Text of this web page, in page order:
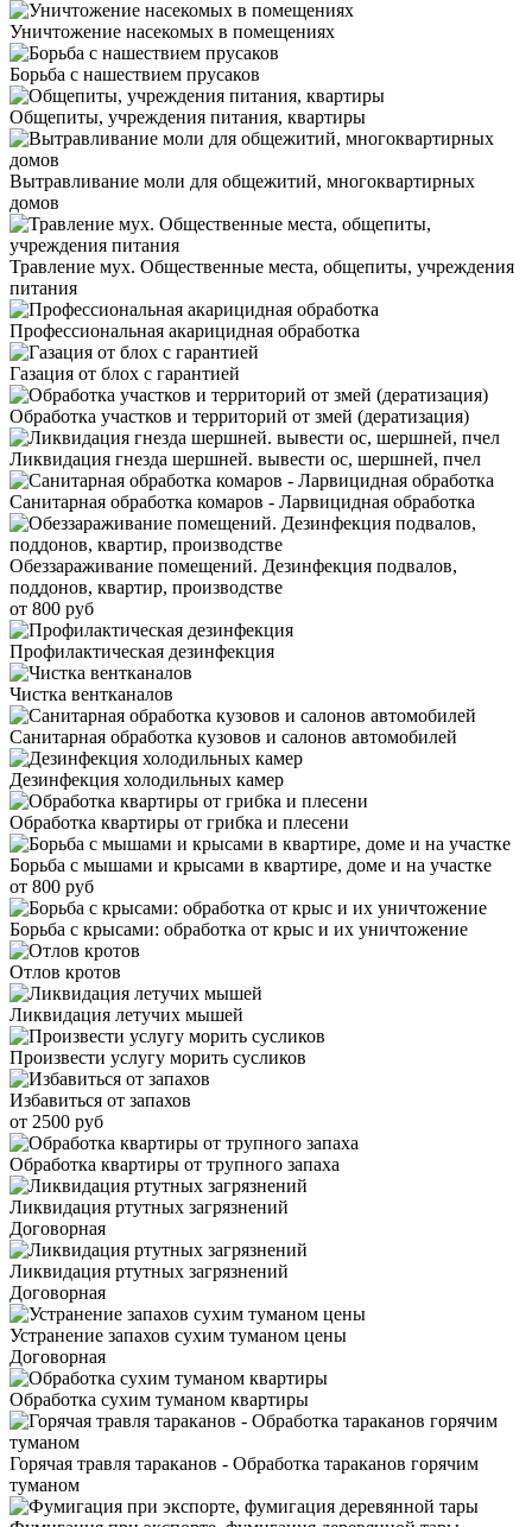
Уничтожение насекомых в помещениях
Борьба с нашествием прусаков
Общепиты, учреждения питания, квартиры
Вытравливание моли для общежитий, многоквартирных
домов
Травление мух. Общественные места, общепиты, учреждения
питания
Профессиональная акарицидная обработка
Газация от блох с гарантией
Обработка участков и территорий от змей (дератизация)
Ликвидация гнезда шершней. вывести ос, шершней, пчел
Санитарная обработка комаров - Ларвицидная обработка
Обеззараживание помещений. Дезинфекция подвалов,
поддонов, квартир, производстве
от 800 руб
Профилактическая дезинфекция
Чистка вентканалов
Санитарная обработка кузовов и салонов автомобилей
Дезинфекция холодильных камер
Обработка квартиры от грибка и плесени
Борьба с мышами и крысами в квартире, доме и на участке
от 800 руб
Борьба с крысами: обработка от крыс и их уничтожение
Отлов кротов
Ликвидация летучих мышей
Произвести услугу морить сусликов
Избавиться от запахов
от 2500 руб
Обработка квартиры от трупного запаха
Ликвидация ртутных загрязнений
Договорная
Ликвидация ртутных загрязнений
Договорная
Устранение запахов сухим туманом цены
Договорная
Обработка сухим туманом квартиры
Горячая травля тараканов - Обработка тараканов горячим
туманом